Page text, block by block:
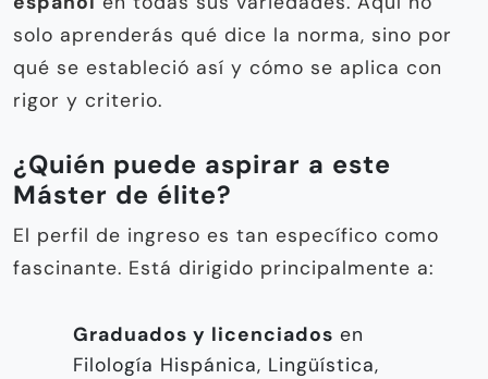
solo aprenderás qué dice la norma, sino por
qué se estableció así y cómo se aplica con
rigor y criterio.
¿Quién puede aspirar a este
Máster de élite?
El perfil de ingreso es tan específico como
fascinante. Está dirigido principalmente a:
Graduados y licenciados en
Filología Hispánica, Lingüística,